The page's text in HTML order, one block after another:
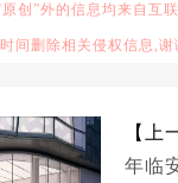
创”外的信息均来自互
间删除相关侵权信息,谢
【上
年临